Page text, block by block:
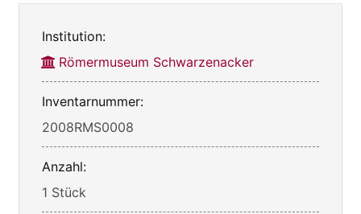
Institution:
Römermuseum Schwarzenacker
Inventarnummer:
2008RMS0008
Anzahl:
1 Stück